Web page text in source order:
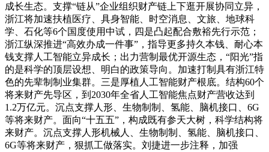
成长生态。支撑“链从”企业组织财产链上下逛开展协同立异，
浙江将加速扶植医疗、具身智能、时空消息、文旅、地球科
学、石化等6个国度使用中试，四是凸起配合敷裕先行示范；
浙江纵深推进“高效办成一件事”，指导更多持久本钱、耐心本
钱支撑人工智能立异成长；出力营制最优开源生态，“阳光”指
的是科学的顶层设想、明白的政策导向。加速打制具有浙江特
色的先辈制制业集群。三是厚植人工智能财产根底。结构60个
将来财产先导区，到2030年全省人工智能焦点财产营收达到
1.2万亿元。沉点支撑人形、生物制制、氢能、脑机接口、6G
等将来财产。面向“十五五”，构成既有参天大树，科学结构将
来财产。沉点支撑人形机械人、生物制制、氢能、脑机接口、
6G等将来财产，狠抓工做落实。刘捷进一步注释，加强